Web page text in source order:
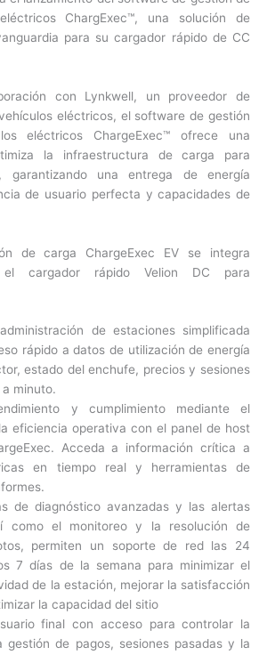
ChargExec™, una solución de
para su cargador rápido de CC
con Lynkwell, un proveedor de
eléctricos, el software de gestión
eléctricos ChargeExec™ ofrece una
la infraestructura de carga para
garantizando una entrega de energía
de usuario perfecta y capacidades de
de carga ChargeExec EV se integra
el cargador rápido Velion DC para
de estaciones simplificada
rápido a datos de utilización de energía
estado del enchufe, precios y sesiones
minuto.
y cumplimiento mediante el
eficiencia operativa con el panel de host
Acceda a información crítica a
en tiempo real y herramientas de
de diagnóstico avanzadas y las alertas
como el monitoreo y la resolución de
permiten un soporte de red las 24
7 días de la semana para minimizar el
de la estación, mejorar la satisfacción
la capacidad del sitio
final con acceso para controlar la
gestión de pagos, sesiones pasadas y la